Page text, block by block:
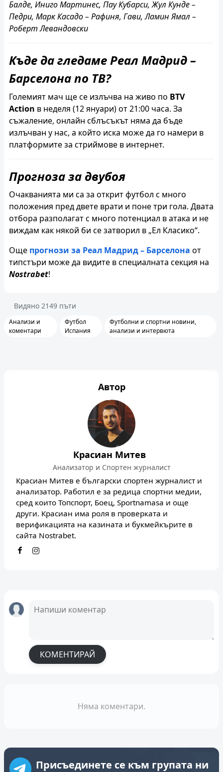
Балде, Иниго Мартинес, Пау Кубарси, Жул Кунде –
Педри, Марк Касадо – Рафиня, Гави, Ламин Ямал –
Роберт Левандовски
Къде да гледаме Реал Мадрид –
Барселона по ТВ?
Големият мач ще се излъчва на живо по BTV
Action в неделя (12 януари) от 21:00 часа. За
съжаление, онлайн сблъсъкът няма да бъде
излъчван у нас, а който иска може да го намери в
платформите за стриймове в интернет.
Прогноза за двубоя
Очакванията ми са за открит футбол с много
положения пред двете врати и поне три гола. Двата
отбора разполагат с много потенциал в атака и не
виждам как някой би се затворил в „Ел Класико“.
Още прогнози за Реал Мадрид – Барселона от
типстъри може да видите в специалната секция на
Nostrabet!
Видяно 2149 пъти
Анализи и
коментари
Футбол
Испания
Футболни и спортни новини,
анализи и интервюта
Автор
Красиан Митев
Анализатор и Спортен журналист
Красиан Митев е български спортен журналист и
анализатор. Работил е за редица спортни медии,
сред които Топспорт, Боец, Sportnamasa и още
други. Красиан има роля в проверката и
верификацията на казината и букмейкърите в
сайта Nostrabet.
КОМЕНТИРАЙ
Няма коментари.
Присъединете се към групата ни